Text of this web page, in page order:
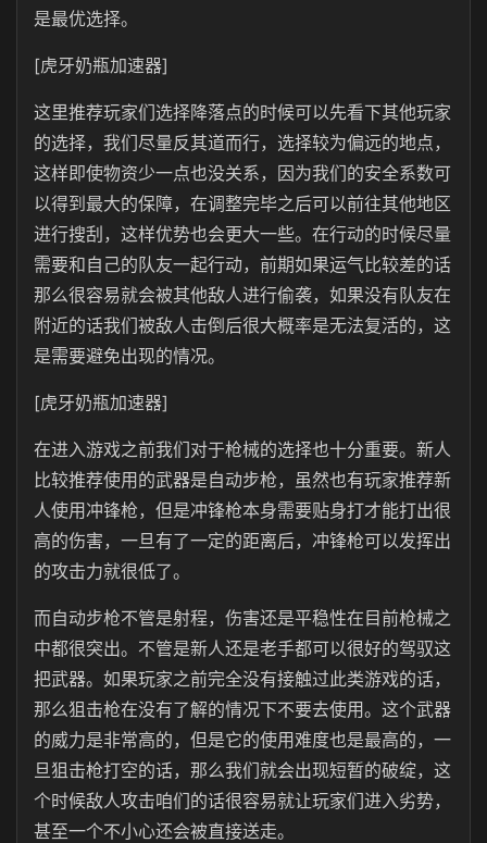
是最优选择。
[虎牙奶瓶加速器]
这里推荐玩家们选择降落点的时候可以先看下其他玩家
的选择，我们尽量反其道而行，选择较为偏远的地点，
这样即使物资少一点也没关系，因为我们的安全系数可
以得到最大的保障，在调整完毕之后可以前往其他地区
进行搜刮，这样优势也会更大一些。在行动的时候尽量
需要和自己的队友一起行动，前期如果运气比较差的话
那么很容易就会被其他敌人进行偷袭，如果没有队友在
附近的话我们被敌人击倒后很大概率是无法复活的，这
是需要避免出现的情况。
[虎牙奶瓶加速器]
在进入游戏之前我们对于枪械的选择也十分重要。新人
比较推荐使用的武器是自动步枪，虽然也有玩家推荐新
人使用冲锋枪，但是冲锋枪本身需要贴身打才能打出很
高的伤害，一旦有了一定的距离后，冲锋枪可以发挥出
的攻击力就很低了。
而自动步枪不管是射程，伤害还是平稳性在目前枪械之
中都很突出。不管是新人还是老手都可以很好的驾驭这
把武器。如果玩家之前完全没有接触过此类游戏的话，
那么狙击枪在没有了解的情况下不要去使用。这个武器
的威力是非常高的，但是它的使用难度也是最高的，一
旦狙击枪打空的话，那么我们就会出现短暂的破绽，这
个时候敌人攻击咱们的话很容易就让玩家们进入劣势，
甚至一个不小心还会被直接送走。